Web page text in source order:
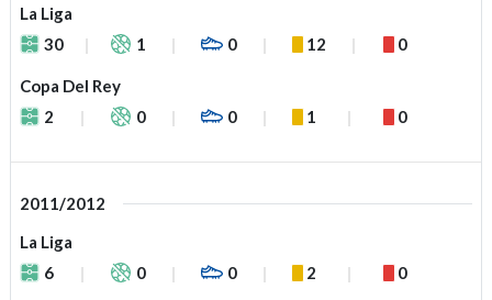
La Liga
30
1 0 12 0
Copa Del Rey
2
0 0 1 0
2011/2012
La Liga
6
0 0 2 0